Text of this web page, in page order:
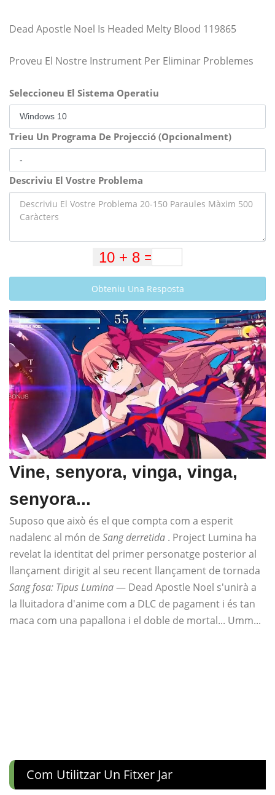
Dead Apostle Noel Is Headed Melty Blood 119865
Proveu El Nostre Instrument Per Eliminar Problemes
Seleccioneu El Sistema Operatiu
Trieu Un Programa De Projecció (Opcionalment)
Descriviu El Vostre Problema
Obteniu Una Resposta
Vine, senyora, vinga, vinga,
senyora...
Suposo que això és el que compta com a esperit
nadalenc al món de Sang derretida . Project Lumina ha
revelat la identitat del primer personatge posterior al
llançament dirigit al seu recent llançament de tornada
Sang fosa: Tipus Lumina— Dead Apostle Noel s'unirà a
la lluitadora d'anime com a DLC de pagament i és tan
maca com una papallona i el doble de mortal... Umm...
Com Utilitzar Un Fitxer Jar